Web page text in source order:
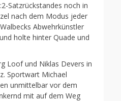
Satzrückstandes noch in
nach dem Modus jeder
Abwehrkünstler
holte hinter Quade und
Loof und Niklas Devers in
Sportwart Michael
unmittelbar vor dem
mit auf dem Weg